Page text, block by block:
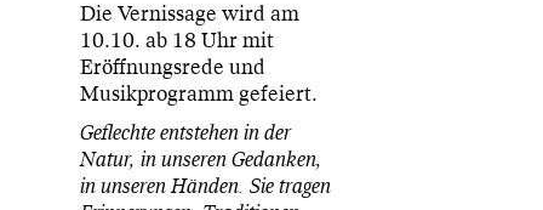
Die Vernissage wird am
10.10. ab 18 Uhr mit
Eröffnungsrede und
Musikprogramm gefeiert.
Geflechte entstehen in der
Natur, in unseren Gedanken,
in unseren Händen. Sie tragen